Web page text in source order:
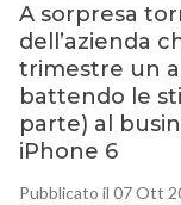
A sorpresa
dell’azienda
trimestre un
battendo le
parte) al
iPhone 6
Pubblicato il 07 Ott